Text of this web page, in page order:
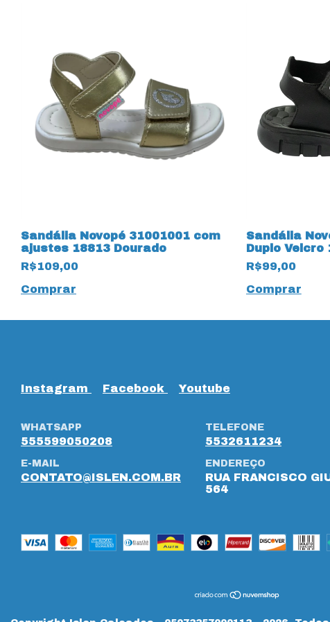
Sandália Novopé 31001001 com
ajustes 18813 Dourado
R$109,00
Comprar
Sandália
Duplo Velcro
R$99,00
Comprar
Instagram Facebook Youtube
WHATSAPP
555599050208
TELEFONE
5532611234
E-MAIL
CONTATO@ISLEN.COM.BR
ENDEREÇO
RUA FRANCISCO
564